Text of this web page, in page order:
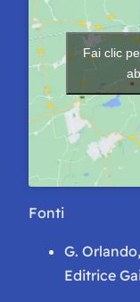
Fai clic
Fonti
G. Orlando,
Editrice